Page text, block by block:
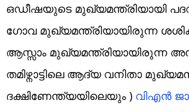
ഒഡീഷയുടെ മുഖ്യമന്ത്രിയായി
ഗോവ മുഖ്യമന്ത്രിയായിരുന്ന
ആസ്സാം മുഖ്യമന്ത്രിയായിരുന്ന
തമിഴ്നാട്ടിലെ ആദ്യ വനിതാ
ദക്ഷിണേന്ത്യയിലെയും ) വിഎൻ